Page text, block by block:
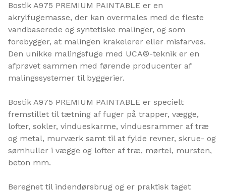
Bostik A975 PREMIUM PAINTABLE er en
akrylfugemasse, der kan overmales med de fleste
vandbaserede og syntetiske malinger, og som
forebygger, at malingen krakelerer eller misfarves.
Den unikke malingsfuge med UCA®-teknik er en
afprøvet sammen med førende producenter af
malingssystemer til byggerier.
Bostik A975 PREMIUM PAINTABLE er specielt
fremstillet til tætning af fuger på trapper, vægge,
lofter, sokler, vindueskarme, vinduesrammer af træ
og metal, murværk samt til at fylde revner, skrue- og
sømhuller i vægge og lofter af træ, mørtel, mursten,
beton mm.
Beregnet til indendørsbrug og er praktisk taget